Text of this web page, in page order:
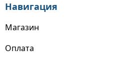
Навигация
Магазин
Оплата